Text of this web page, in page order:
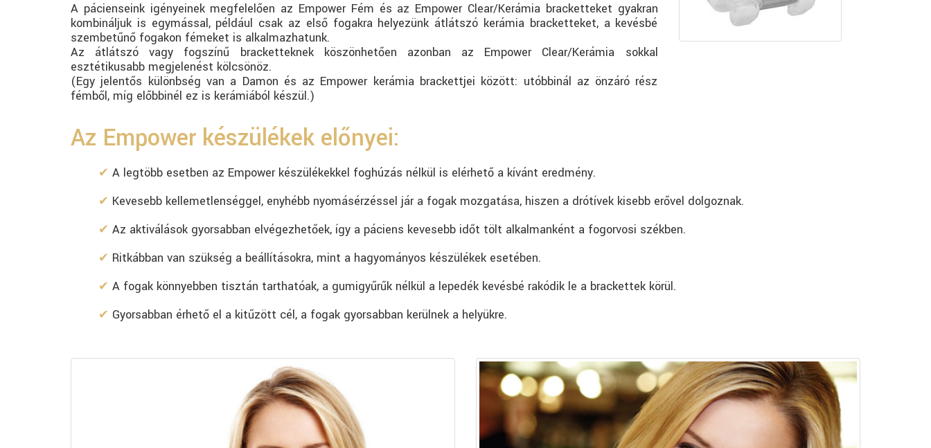
A pácienseink igényeinek megfelelően az Empower Fém és az Empower Clear/Kerámia bracketteket gyakran
kombináljuk is egymással, például csak az első fogakra helyezünk átlátszó kerámia bracketteket, a kevésbé
szembetűnő fogakon fémeket is alkalmazhatunk.
Az átlátszó vagy fogszínű bracketteknek köszönhetően azonban az Empower Clear/Kerámia sokkal
esztétikusabb megjelenést kölcsönöz.
(Egy jelentős különbség van a Damon és az Empower kerámia brackettjei között: utóbbinál az önzáró rész
fémből, míg előbbinél ez is kerámiából készül.)
Az Empower készülékek előnyei:
A legtöbb esetben az Empower készülékekkel foghúzás nélkül is elérhető a kívánt eredmény.
Kevesebb kellemetlenséggel, enyhébb nyomásérzéssel jár a fogak mozgatása, hiszen a drótívek kisebb erővel dolgoznak.
Az aktiválások gyorsabban elvégezhetőek, így a páciens kevesebb időt tölt alkalmanként a fogorvosi székben.
Ritkábban van szükség a beállításokra, mint a hagyományos készülékek esetében.
A fogak könnyebben tisztán tarthatóak, a gumigyűrűk nélkül a lepedék kevésbé rakódik le a brackettek körül.
Gyorsabban érhető el a kitűzött cél, a fogak gyorsabban kerülnek a helyükre.